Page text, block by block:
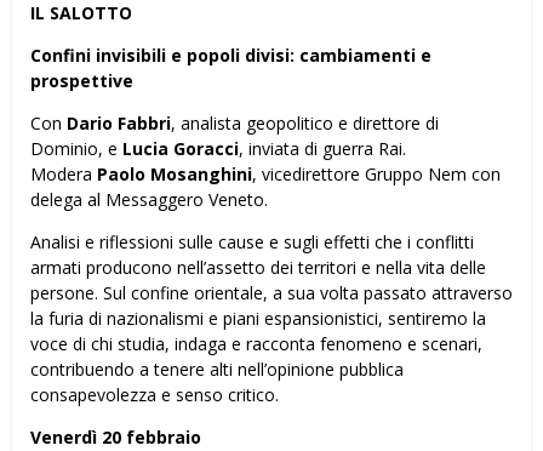
IL SALOTTO
Confini invisibili e popoli divisi: cambiamenti e
prospettive
Con Dario Fabbri, analista geopolitico e direttore di
Dominio, e Lucia Goracci, inviata di guerra Rai.
Modera Paolo Mosanghini, vicedirettore Gruppo Nem con
delega al Messaggero Veneto.
Analisi e riflessioni sulle cause e sugli effetti che i conflitti
armati producono nell’assetto dei territori e nella vita delle
persone. Sul confine orientale, a sua volta passato attraverso
la furia di nazionalismi e piani espansionistici, sentiremo la
voce di chi studia, indaga e racconta fenomeno e scenari,
contribuendo a tenere alti nell’opinione pubblica
consapevolezza e senso critico.
Venerdì 20 febbraio